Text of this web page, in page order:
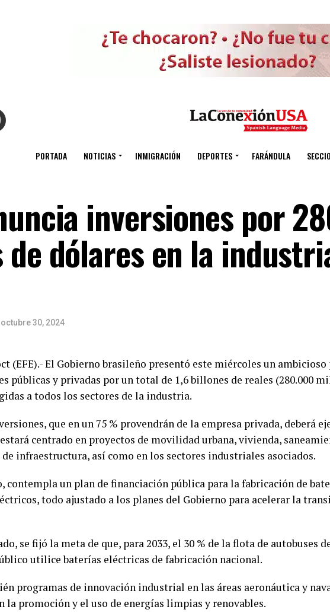
PORTADA NOTICIAS INMIGRACIÓN DEPORTES FARÁNDULA
inversiones por
dólares en la
octubre 30, 2024
(EFE).- El Gobierno brasileño presentó este miércoles un ambicioso
públicas y privadas por un total de 1,6 billones de reales (280.000
a todos los sectores de la industria.
que en un 75 % provendrán de la empresa privada, deberá
centrado en proyectos de movilidad urbana, vivienda,
de infraestructura, así como en los sectores industriales asociados.
contempla un plan de financiación pública para la fabricación de
todo ajustado a los planes del Gobierno para acelerar la
se fijó la meta de que, para 2033, el 30 % de la flota de autobuses
utilice baterías eléctricas de fabricación nacional.
programas de innovación industrial en las áreas aeronáutica y
la promoción y el uso de energías limpias y renovables.